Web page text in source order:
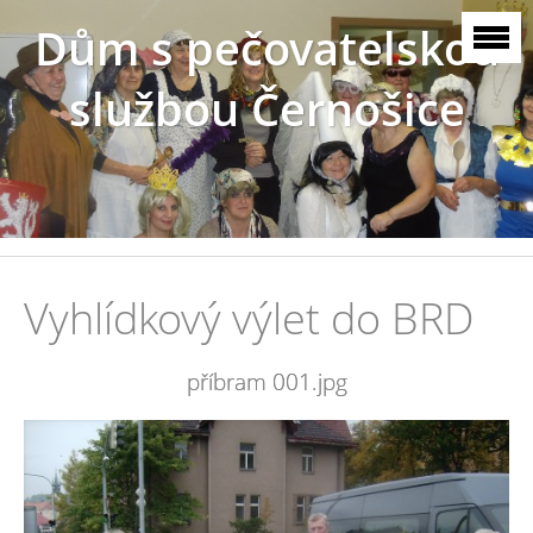
Dům s pečovatelskou
službou Černošice
Vyhlídkový výlet do BRD
příbram 001.jpg